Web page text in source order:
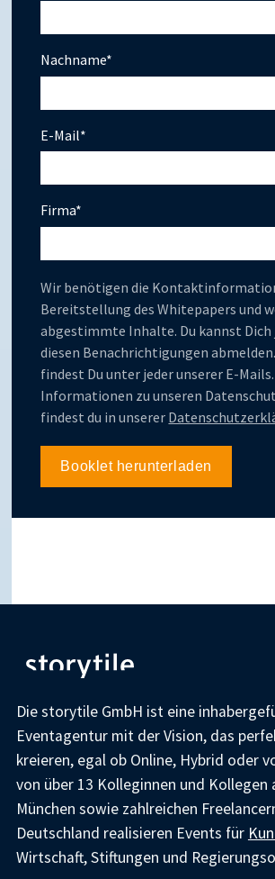
Nachname*
E-Mail*
Firma*
Wir benötigen die
Bereitstellung des Whitepapers und
abgestimmte Inhalte. Du kannst Dich
diesen Benachrichtigungen
findest Du unter jeder unserer E-Mails.
Informationen zu unseren
findest du in unserer
Die storytile GmbH ist eine
Eventagentur mit der Vision, das
kreieren, egal ob Online, Hybrid oder
von über 13 Kolleginnen und
München sowie zahlreichen
Deutschland realisieren Events für
Wirtschaft, Stiftungen und